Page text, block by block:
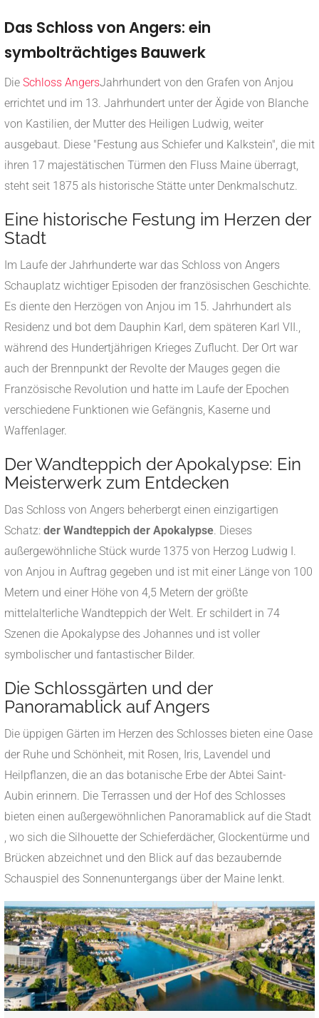
Das Schloss von Angers: ein
symbolträchtiges Bauwerk
Die Schloss AngersJahrhundert von den Grafen von Anjou
errichtet und im 13. Jahrhundert unter der Ägide von Blanche
von Kastilien, der Mutter des Heiligen Ludwig, weiter
ausgebaut. Diese "Festung aus Schiefer und Kalkstein", die mit
ihren 17 majestätischen Türmen den Fluss Maine überragt,
steht seit 1875 als historische Stätte unter Denkmalschutz.
Eine historische Festung im Herzen der
Stadt
Im Laufe der Jahrhunderte war das Schloss von Angers
Schauplatz wichtiger Episoden der französischen Geschichte.
Es diente den Herzögen von Anjou im 15. Jahrhundert als
Residenz und bot dem Dauphin Karl, dem späteren Karl VII.,
während des Hundertjährigen Krieges Zuflucht. Der Ort war
auch der Brennpunkt der Revolte der Mauges gegen die
Französische Revolution und hatte im Laufe der Epochen
verschiedene Funktionen wie Gefängnis, Kaserne und
Waffenlager.
Der Wandteppich der Apokalypse: Ein
Meisterwerk zum Entdecken
Das Schloss von Angers beherbergt einen einzigartigen
Schatz: der Wandteppich der Apokalypse. Dieses
außergewöhnliche Stück wurde 1375 von Herzog Ludwig I.
von Anjou in Auftrag gegeben und ist mit einer Länge von 100
Metern und einer Höhe von 4,5 Metern der größte
mittelalterliche Wandteppich der Welt. Er schildert in 74
Szenen die Apokalypse des Johannes und ist voller
symbolischer und fantastischer Bilder.
Die Schlossgärten und der
Panoramablick auf Angers
Die üppigen Gärten im Herzen des Schlosses bieten eine Oase
der Ruhe und Schönheit, mit Rosen, Iris, Lavendel und
Heilpflanzen, die an das botanische Erbe der Abtei Saint-
Aubin erinnern. Die Terrassen und der Hof des Schlosses
bieten einen außergewöhnlichen Panoramablick auf die Stadt
, wo sich die Silhouette der Schieferdächer, Glockentürme und
Brücken abzeichnet und den Blick auf das bezaubernde
Schauspiel des Sonnenuntergangs über der Maine lenkt.